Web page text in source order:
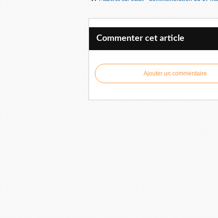
Commenter cet article
Ajouter un commentaire